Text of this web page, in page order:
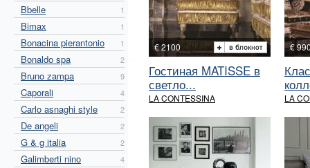
Bbelle 1
Bimax 1
Bonacina pierantonio 1
Bonaldo spa 2
Bruno zampa 9
Caporali 4
Carlo asnaghi style 2
De angeli 2
G & g italia 2
Galimberti nino 4
€ 2100
Гостиная MATISSE в
светло...
LA CONTESSINA
€
LA